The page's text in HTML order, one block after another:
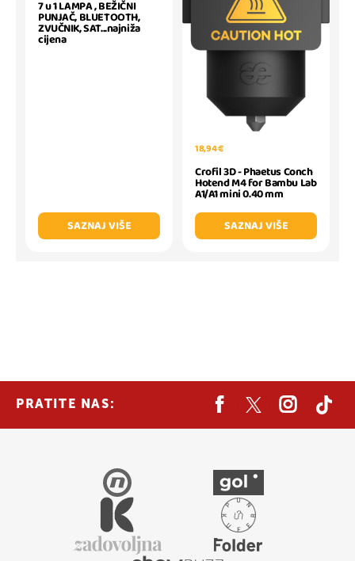
7 u 1 LAMPA , BEŽIČNI
PUNJAČ, BLUETOOTH,
ZVUČNIK, SAT...najniža
cijena
SAZNAJ VIŠE
18,94 €
Crofil 3D - Phaetus Conch
Hotend M4 for Bambu Lab
A1/A1 mini 0.40 mm
SAZNAJ VIŠE
PRATITE NAS: